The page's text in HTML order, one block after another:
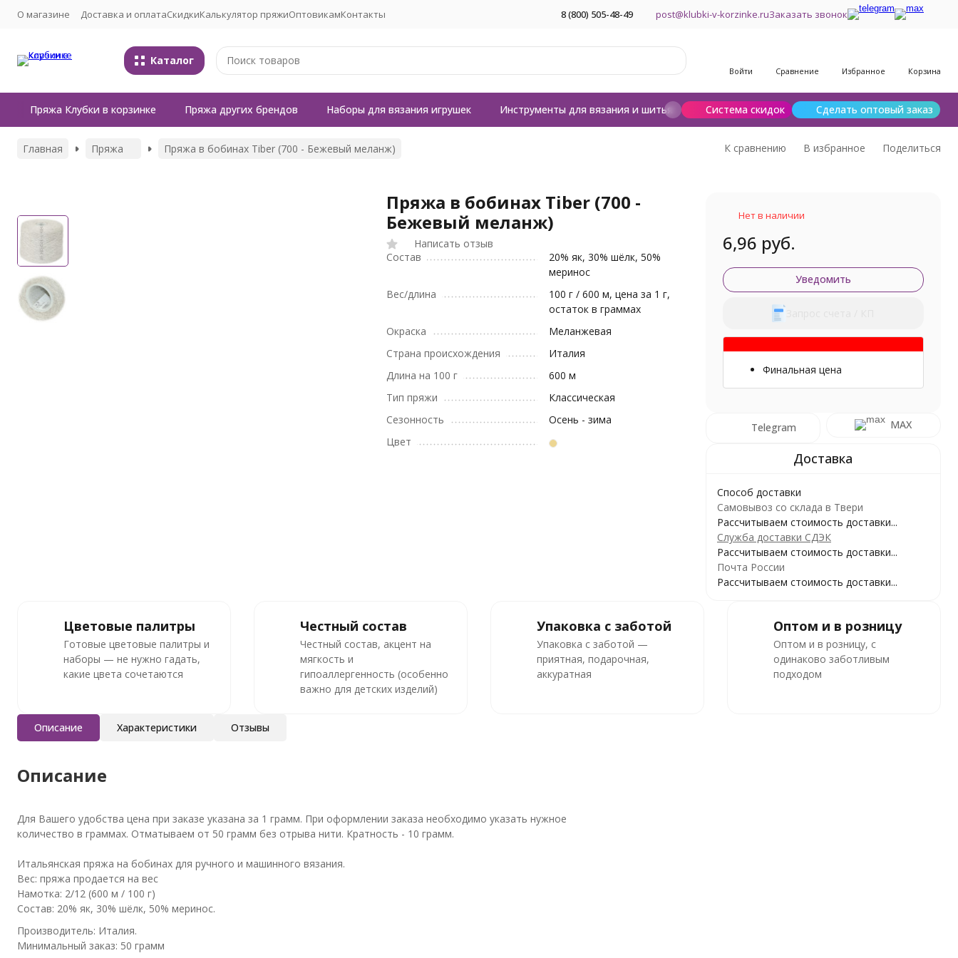
О магазине Доставка и оплатаСкидкиКалькулятор пряжиОптовикамКонтакты 8 (800) 505-48-49 post@klubki-v-korzinke.ruЗаказать звонок
Каталог
Войти Сравнение Избранное Корзина
Система скидок Сделать оптовый заказ
Пряжа Клубки в корзинке Пряжа других брендов Наборы для вязания игрушек Инструменты для вязания и шитья Шерсть для валяния
Главная Пряжа Пряжа в бобинах Tiber (700 - Бежевый меланж) К сравнению В избранное Поделиться
Пряжа в бобинах Tiber (700 -
Бежевый меланж)
Написать отзыв
Состав
20% як, 30% шёлк, 50%
меринос
Вес/длина
100 г / 600 м, цена за 1 г,
остаток в граммах
Окраска
Меланжевая
Страна происхождения
Италия
Длина на 100 г
600 м
Тип пряжи
Классическая
Сезонность
Осень - зима
Цвет
Нет в наличии
6,96 руб.
Уведомить
Финальная цена
Telegram MAX
Способ доставки
Самовывоз со склада в Твери
Рассчитываем стоимость доставки...
Служба доставки СДЭК
Рассчитываем стоимость доставки...
Почта России
Рассчитываем стоимость доставки...
Цветовые палитры
Готовые цветовые палитры и
наборы — не нужно гадать,
какие цвета сочетаются
Честный состав
Честный состав, акцент на
мягкость и
гипоаллергенность (особенно
важно для детских изделий)
Упаковка с заботой
Упаковка с заботой —
приятная, подарочная,
аккуратная
Оптом и в розницу
Оптом и в розницу, с
одинаково заботливым
подходом
Описание Характеристики Отзывы
Описание
Для Вашего удобства цена при заказе указана за 1 грамм. При оформлении заказа необходимо указать нужное
количество в граммах. Отматываем от 50 грамм без отрыва нити. Кратность - 10 грамм.
Итальянская пряжа на бобинах для ручного и машинного вязания.
Вес: пряжа продается на вес
Намотка: 2/12 (600 м / 100 г)
Состав: 20% як, 30% шёлк, 50% меринос.
Производитель: Италия.
Минимальный заказ: 50 грамм